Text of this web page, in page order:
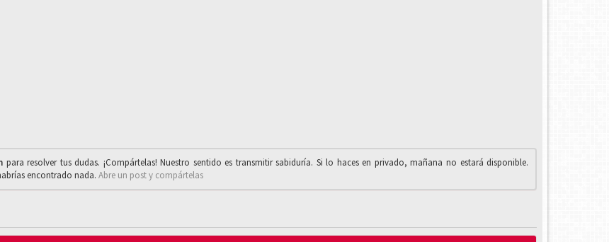
para resolver tus dudas. ¡Compártelas! Nuestro sentido es transmitir sabiduría. Si lo haces en privado, mañana no estará disponible.
encontrado nada. Abre un post y compártelas